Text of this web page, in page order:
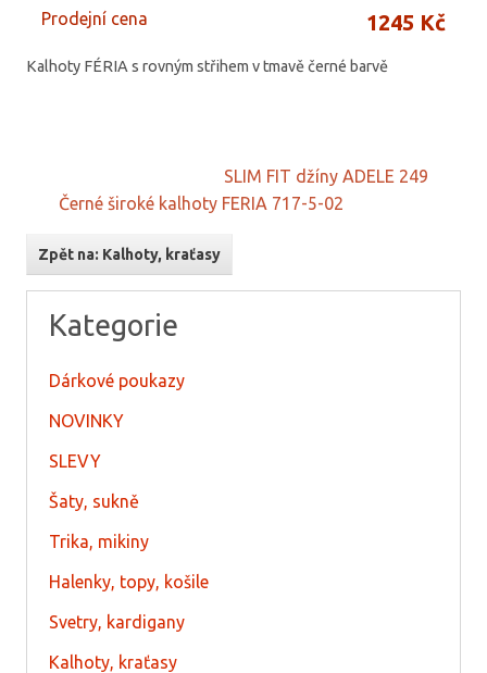
Prodejní cena
1245 Kč
Kalhoty FÉRIA s rovným střihem v tmavě černé barvě
SLIM FIT džíny ADELE 249
Černé široké kalhoty FERIA 717-5-02
Zpět na: Kalhoty, kraťasy
Kategorie
Dárkové poukazy
NOVINKY
SLEVY
Šaty, sukně
Trika, mikiny
Halenky, topy, košile
Svetry, kardigany
Kalhoty, kraťasy